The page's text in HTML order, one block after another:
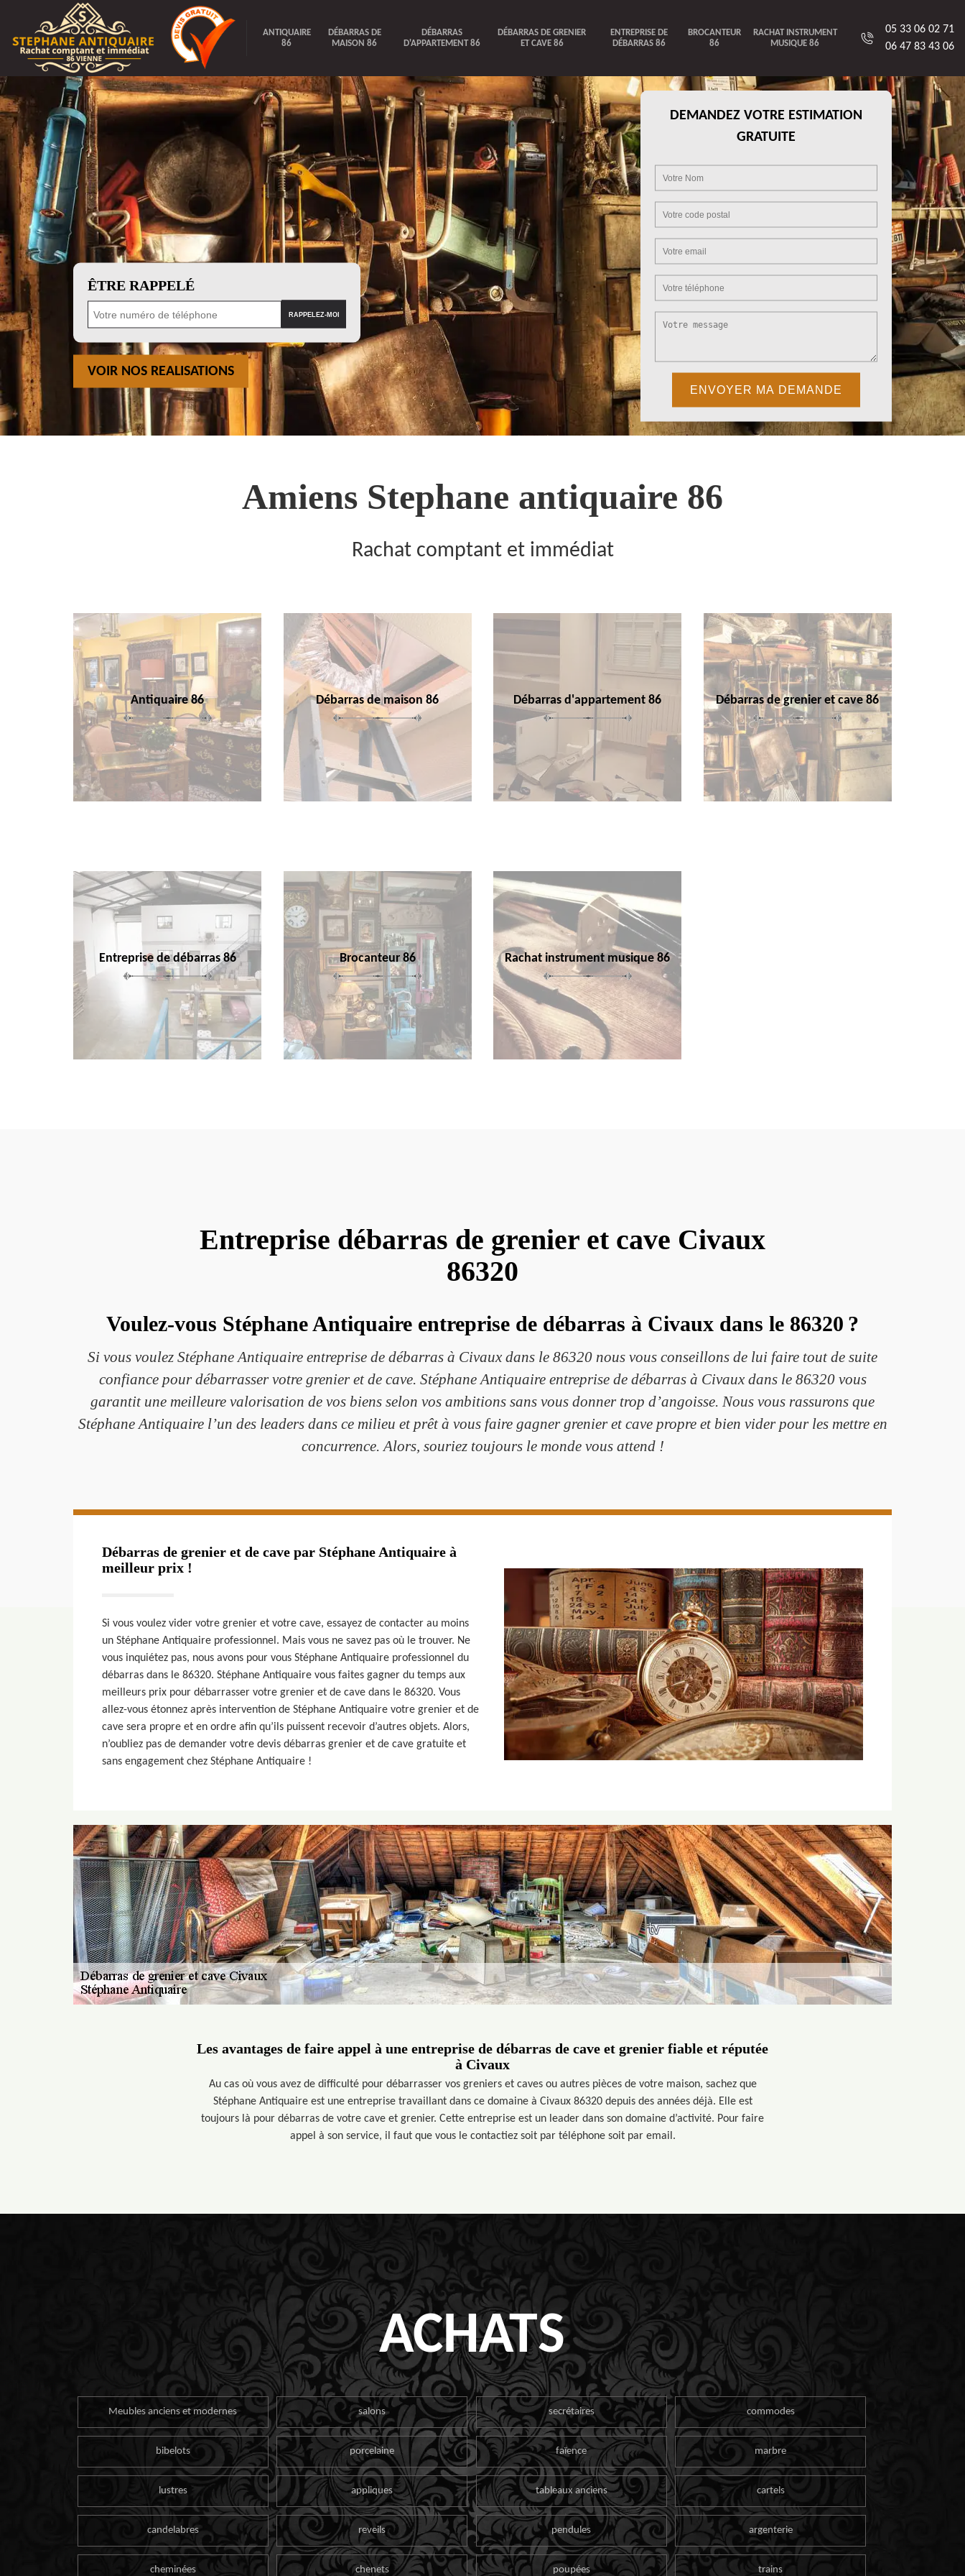
ANTIQUAIRE
86
DÉBARRAS DE
MAISON 86
DÉBARRAS
D'APPARTEMENT 86
DÉBARRAS DE GRENIER
ET CAVE 86
ENTREPRISE DE
DÉBARRAS 86
BROCANTEUR
86
RACHAT INSTRUMENT
MUSIQUE 86
05 33 06 02 71
06 47 83 43 06
ÊTRE RAPPELÉ
VOIR NOS REALISATIONS
DEMANDEZ VOTRE ESTIMATION
GRATUITE
Amiens Stephane antiquaire 86
Rachat comptant et immédiat
Antiquaire 86 Débarras de maison 86 Débarras d'appartement 86 Débarras de grenier et cave 86
Entreprise de débarras 86 Brocanteur 86 Rachat instrument musique 86
Entreprise débarras de grenier et cave Civaux
86320
Voulez-vous Stéphane Antiquaire entreprise de débarras à Civaux dans le 86320 ?
Si vous voulez Stéphane Antiquaire entreprise de débarras à Civaux dans le 86320 nous vous conseillons de lui faire tout de suite
confiance pour débarrasser votre grenier et de cave. Stéphane Antiquaire entreprise de débarras à Civaux dans le 86320 vous
garantit une meilleure valorisation de vos biens selon vos ambitions sans vous donner trop d’angoisse. Nous vous rassurons que
Stéphane Antiquaire l’un des leaders dans ce milieu et prêt à vous faire gagner grenier et cave propre et bien vider pour les mettre en
concurrence. Alors, souriez toujours le monde vous attend !
Débarras de grenier et de cave par Stéphane Antiquaire à
meilleur prix !
Si vous voulez vider votre grenier et votre cave, essayez de contacter au moins
un Stéphane Antiquaire professionnel. Mais vous ne savez pas où le trouver. Ne
vous inquiétez pas, nous avons pour vous Stéphane Antiquaire professionnel du
débarras dans le 86320. Stéphane Antiquaire vous faites gagner du temps aux
meilleurs prix pour débarrasser votre grenier et de cave dans le 86320. Vous
allez-vous étonnez après intervention de Stéphane Antiquaire votre grenier et de
cave sera propre et en ordre afin qu’ils puissent recevoir d’autres objets. Alors,
n’oubliez pas de demander votre devis débarras grenier et de cave gratuite et
sans engagement chez Stéphane Antiquaire !
Les avantages de faire appel à une entreprise de débarras de cave et grenier fiable et réputée
à Civaux
Au cas où vous avez de difficulté pour débarrasser vos greniers et caves ou autres pièces de votre maison, sachez que
Stéphane Antiquaire est une entreprise travaillant dans ce domaine à Civaux 86320 depuis des années déjà. Elle est
toujours là pour débarras de votre cave et grenier. Cette entreprise est un leader dans son domaine d’activité. Pour faire
appel à son service, il faut que vous le contactiez soit par téléphone soit par email.
ACHATS
Meubles anciens et modernes salons secrétaires commodes
bibelots porcelaine faïence marbre
lustres appliques tableaux anciens cartels
candelabres reveils pendules argenterie
cheminées chenets poupées trains